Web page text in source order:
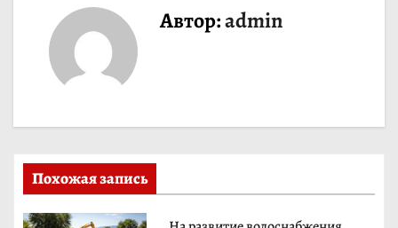
я
п
о
Автор:admin
Похожая запись